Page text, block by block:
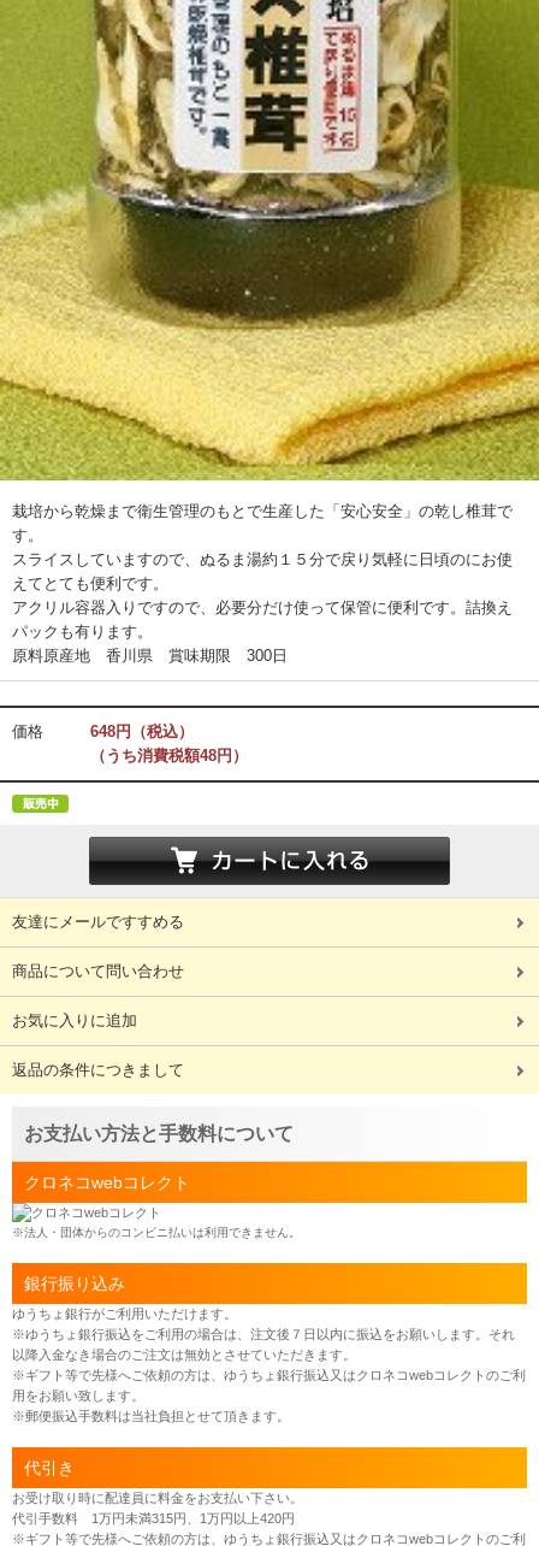
栽培から乾燥まで衛生管理のもとで生産した「安心安全」の乾し椎茸で
す。
スライスしていますので、ぬるま湯約１５分で戻り気軽に日頃のにお使
えてとても便利です。
アクリル容器入りですので、必要分だけ使って保管に便利です。詰換え
パックも有ります。
原料原産地 香川県 賞味期限 300日
価格
648円（税込）
（うち消費税額48円）
友達にメールですすめる
商品について問い合わせ
お気に入りに追加
返品の条件につきまして
お支払い方法と手数料について
クロネコwebコレクト
※法人・団体からのコンビニ払いは利用できません。
銀行振り込み
ゆうちょ銀行がご利用いただけます。
※ゆうちょ銀行振込をご利用の場合は、注文後７日以内に振込をお願いします。それ
以降入金なき場合のご注文は無効とさせていただきます。
※ギフト等で先様へご依頼の方は、ゆうちょ銀行振込又はクロネコwebコレクトのご利
用をお願い致します。
※郵便振込手数料は当社負担とせて頂きます。
代引き
お受け取り時に配達員に料金をお支払い下さい。
代引手数料 1万円未満315円、1万円以上420円
※ギフト等で先様へご依頼の方は、ゆうちょ銀行振込又はクロネコwebコレクトのご利